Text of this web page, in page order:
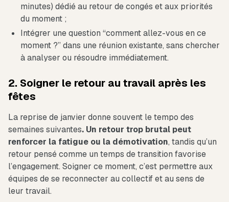
minutes) dédié au retour de congés et aux priorités
du moment ;
Intégrer une question “comment allez-vous en ce
moment ?” dans une réunion existante, sans chercher
à analyser ou résoudre immédiatement.
2. Soigner le retour au travail après les
fêtes
La reprise de janvier donne souvent le tempo des
semaines suivantes. Un retour trop brutal peut
renforcer la fatigue ou la démotivation, tandis qu’un
retour pensé comme un temps de transition favorise
l’engagement. Soigner ce moment, c’est permettre aux
équipes de se reconnecter au collectif et au sens de
leur travail.